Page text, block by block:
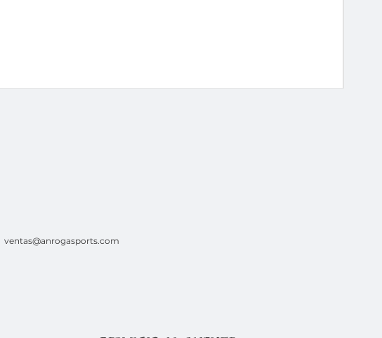
ventas@anrogasports.com